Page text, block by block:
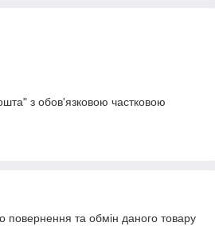
з обов'язковою частковою
та обмін даного товару